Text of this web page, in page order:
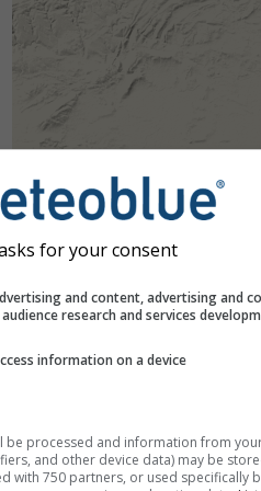
for your consent
and content, advertising and
research and services
information on a device
be processed and information from
and other device data) may be
with 750 partners, or used specifically